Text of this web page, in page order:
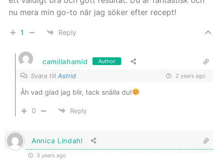
nu mera min go-to när jag söker efter recept!
1 Reply
camillahamid Author
Svara till Astrid 2 years ago
Åh vad glad jag blir, tack snälla du!
0 Reply
Annica Lindahl
3 years ago